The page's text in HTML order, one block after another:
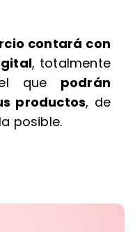
contará con
, totalmente
el que podrán
productos, de
posible.